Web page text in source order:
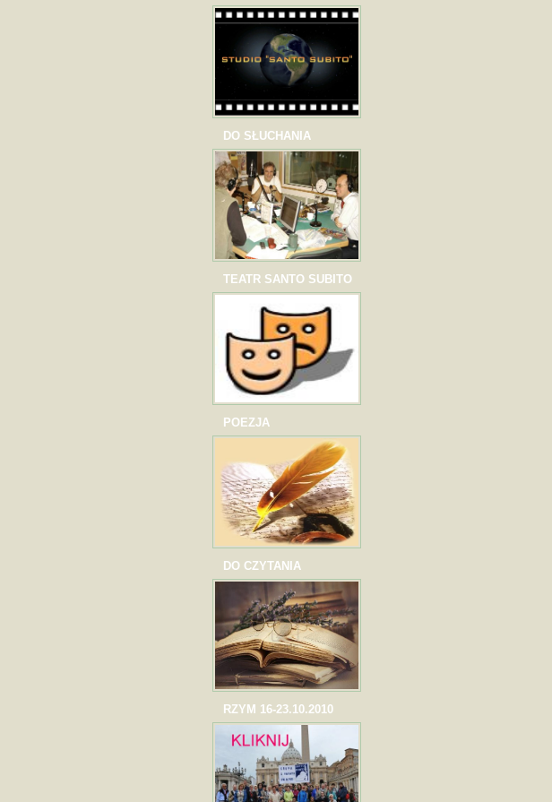
DO SŁUCHANIA
TEATR SANTO SUBITO
POEZJA
DO CZYTANIA
RZYM 16-23.10.2010